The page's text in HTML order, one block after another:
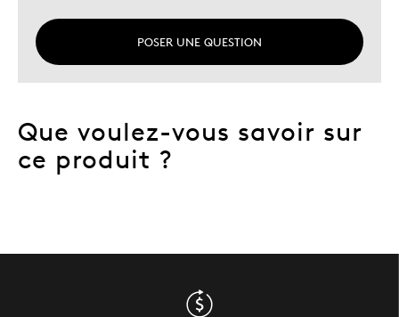
POSER UNE QUESTION
Que voulez-vous savoir sur
ce produit ?